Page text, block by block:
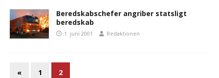
Beredskabschefer angriber statsligt
beredskab
1. juni 2001 Redaktionen
« 1 2